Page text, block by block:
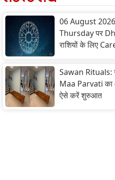
06 August
Thursday पर
राशियों के लिए
Sawan Rituals:
Maa Parvati का
ऐसे करें शुरुआत